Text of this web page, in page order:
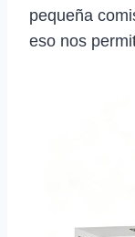
pequeña
eso nos